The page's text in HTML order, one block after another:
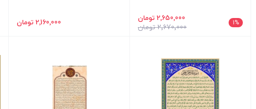
1% 2٬670٬000 تومان
2٬650٬000 تومان 2٬160٬000 تومان